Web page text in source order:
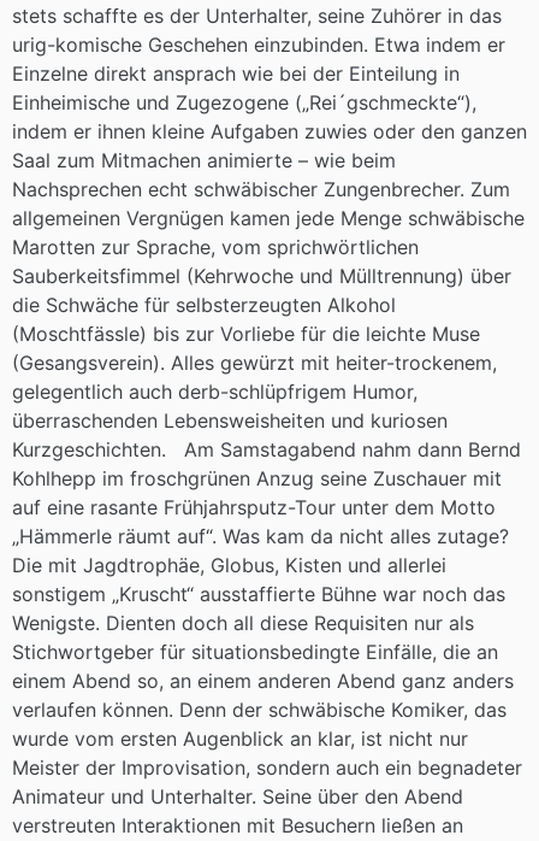
stets schaffte es der Unterhalter, seine Zuhörer in das
urig-komische Geschehen einzubinden. Etwa indem er
Einzelne direkt ansprach wie bei der Einteilung in
Einheimische und Zugezogene („Rei´gschmeckte“),
indem er ihnen kleine Aufgaben zuwies oder den ganzen
Saal zum Mitmachen animierte – wie beim
Nachsprechen echt schwäbischer Zungenbrecher. Zum
allgemeinen Vergnügen kamen jede Menge schwäbische
Marotten zur Sprache, vom sprichwörtlichen
Sauberkeitsfimmel (Kehrwoche und Mülltrennung) über
die Schwäche für selbsterzeugten Alkohol
(Moschtfässle) bis zur Vorliebe für die leichte Muse
(Gesangsverein). Alles gewürzt mit heiter-trockenem,
gelegentlich auch derb-schlüpfrigem Humor,
überraschenden Lebensweisheiten und kuriosen
Kurzgeschichten. Am Samstagabend nahm dann Bernd
Kohlhepp im froschgrünen Anzug seine Zuschauer mit
auf eine rasante Frühjahrsputz-Tour unter dem Motto
„Hämmerle räumt auf“. Was kam da nicht alles zutage?
Die mit Jagdtrophäe, Globus, Kisten und allerlei
sonstigem „Kruscht“ ausstaffierte Bühne war noch das
Wenigste. Dienten doch all diese Requisiten nur als
Stichwortgeber für situationsbedingte Einfälle, die an
einem Abend so, an einem anderen Abend ganz anders
verlaufen können. Denn der schwäbische Komiker, das
wurde vom ersten Augenblick an klar, ist nicht nur
Meister der Improvisation, sondern auch ein begnadeter
Animateur und Unterhalter. Seine über den Abend
verstreuten Interaktionen mit Besuchern ließen an